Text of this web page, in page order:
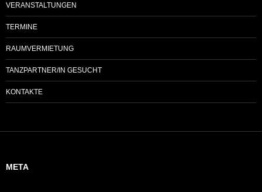
VERANSTALTUNGEN
TERMINE
RAUMVERMIETUNG
TANZPARTNER/IN GESUCHT
KONTAKTE
META